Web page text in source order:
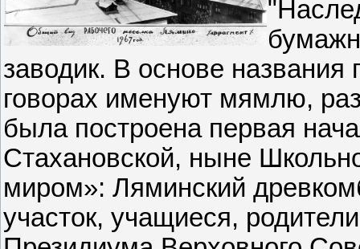
заводик. В основе
говорах именуют мямлю,
была построена первая
Стахановской, ныне
миром»: Ляминский
участок, учащиеся,